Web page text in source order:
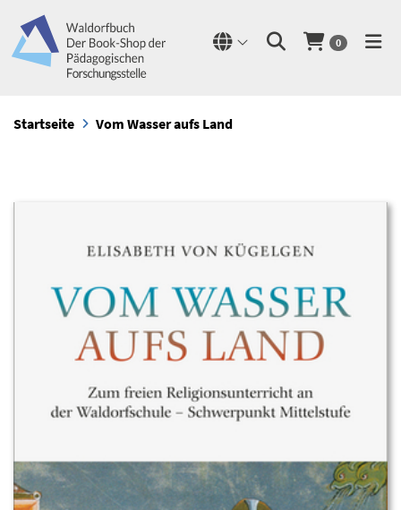
0
Startseite Vom Wasser aufs Land